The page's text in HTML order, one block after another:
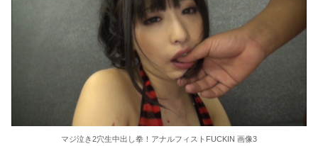
【AIリマスター】巨乳フルーツ
【AIリマスター】レズ病棟 8
職場の人妻と不倫をして、ついに、、、
夏だしオススメのホラー映画、おしえて
マジ泣き2穴生中出し拳！アナルフィストFUCKIN 画像3